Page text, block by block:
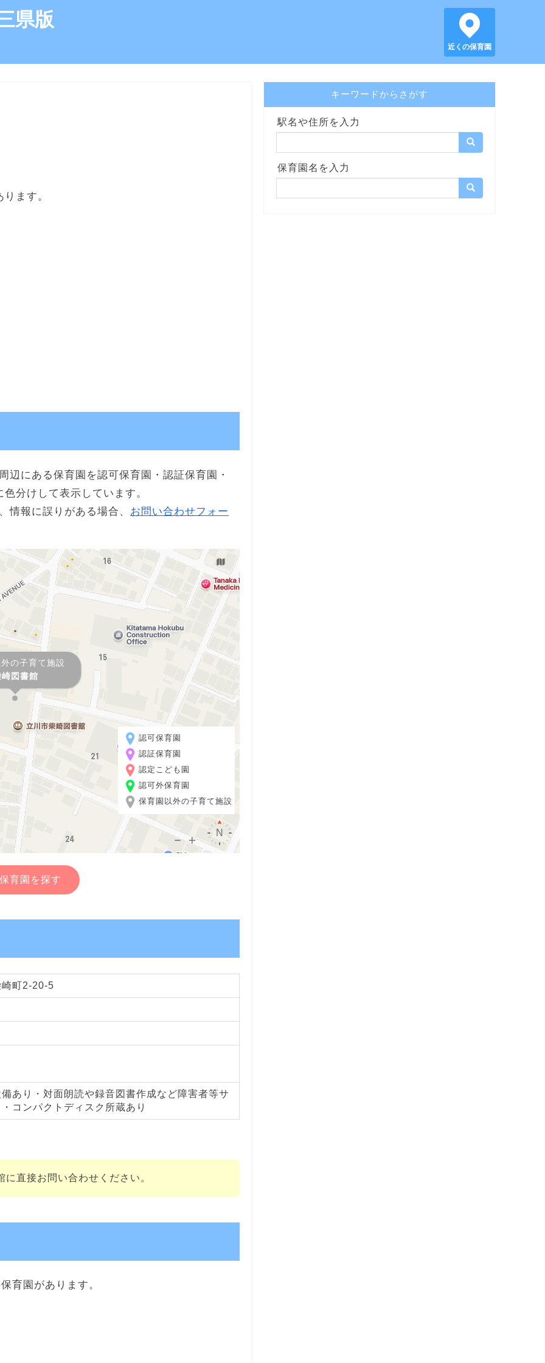
県版
近くの保育園
ます。
辺にある保育園を認可保育園・認証保育園・
分けして表示しています。
情報に誤りがある場合、 お問い合わせフォー
の子育て施設
図書館
認可保育園
認証保育園
認定こども園
認可外保育園
保育園以外の子育て施設
育園を探す
町2-20-5
あり・対面朗読や録音図書作成など障害者等サ
コンパクトディスク所蔵あり
直接お問い合わせください。
育園があります。
キーワードからさがす
駅名や住所を入力
保育園名を入力